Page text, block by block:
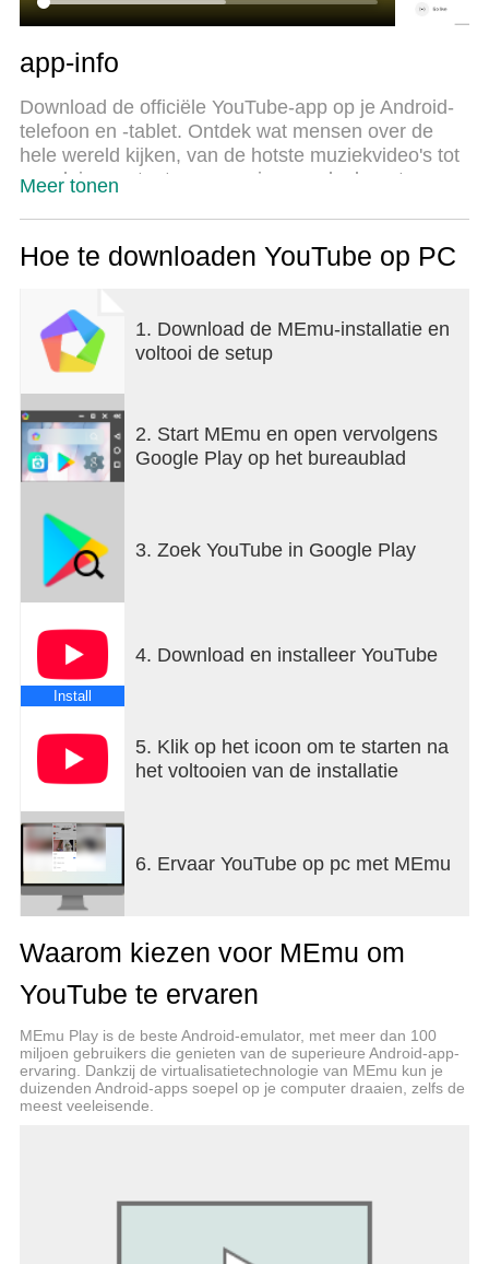
app-info
Download de officiële YouTube-app op je Android-
telefoon en -tablet. Ontdek wat mensen over de
hele wereld kijken, van de hotste muziekvideo's tot
populaire content over gaming, mode, beauty,
content, deel video's met vrienden en kijk op elk
Kijk en abonneer
● Browse door persoonlijke aanbevelingen op
Home.
● Bekijk de nieuwste content van je favoriete
kanalen bij Abonnementen.
● Zoek video's die je hebt bekeken, geliket en
opgeslagen in je Bibliotheek.
Verken andere onderwerpen, populaire content en
YouTubers on the Rise (alleen beschikbaar
in bepaalde landen)
● Blijf op de hoogte van trends op het gebied van
nieuws en educatieve content.
● Ga naar Ontdekken en bekijk wereldwijde trends
op YouTube.
● Kom meer te weten over de coolste Creators,
Gamers en Artists on the Rise (alleen
beschikbaar in bepaalde landen).
● Krijg updates van je favoriete creators via posts,
stories, premières en livestreams.
● Praat in de reacties met creators en andere
communityleden.
Maak content vanaf je mobiele apparaat
● Communiceer in realtime met je publiek tijdens
Ontdek welke vorm van YouTube het beste past bij
jou en je gezin (alleen beschikbaar in bepaalde
landen)
Meer tonen
Hoe te downloaden YouTube op PC
1. Download de MEmu-installatie en
voltooi de setup
2. Start MEmu en open vervolgens
Google Play op het bureaublad
3. Zoek YouTube in Google Play
Install
4. Download en installeer YouTube
5. Klik op het icoon om te starten na
het voltooien van de installatie
6. Ervaar YouTube op pc met MEmu
Waarom kiezen voor MEmu om
YouTube te ervaren
MEmu Play is de beste Android-emulator, met meer dan 100
miljoen gebruikers die genieten van de superieure Android-app-
ervaring. Dankzij de virtualisatietechnologie van MEmu kun je
duizenden Android-apps soepel op je computer draaien, zelfs de
meest veeleisende.